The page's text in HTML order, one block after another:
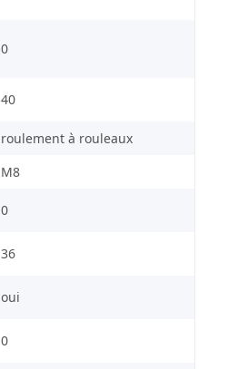
0
40
roulement à rouleaux
M8
0
36
oui
0